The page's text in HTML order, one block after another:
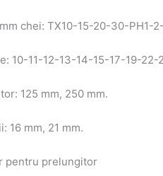
mm chei: TX10-15-20-30-
10-11-12-13-14-15-17-19-
125 mm, 250 mm.
16 mm, 21 mm.
pentru prelungitor